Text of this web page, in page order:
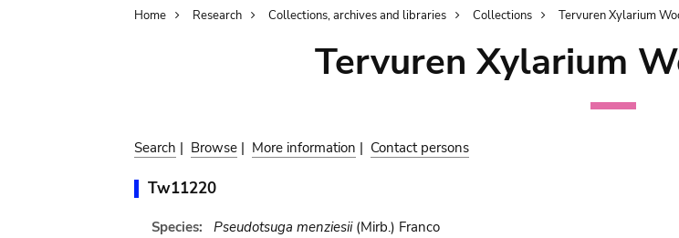
Breadcrumb
Home Research Collections, archives and libraries Collections Tervuren Xylarium
Tervuren Xylarium
Search | Browse | More information | Contact persons
Tw11220
Species: Pseudotsuga menziesii(Mirb.) Franco